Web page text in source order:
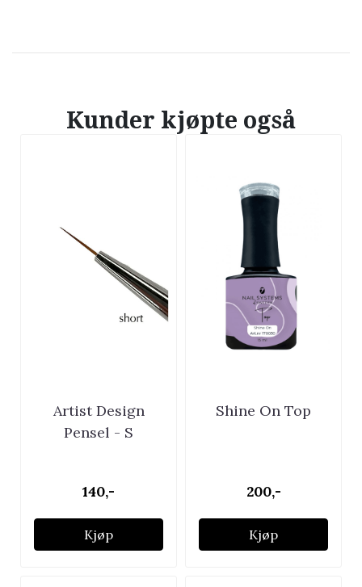
Kunder kjøpte også
Artist Design
Pensel - S
140,-
Kjøp
Shine On Top
200,-
Kjøp